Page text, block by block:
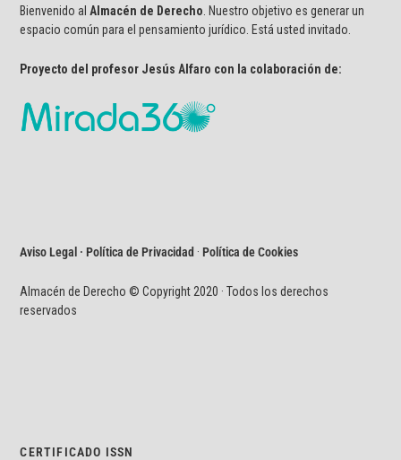
Bienvenido alAlmacén de Derecho. Nuestro objetivo es generar un
espacio común para el pensamiento jurídico. Está usted invitado.
Proyecto del profesor Jesús Alfaro con la colaboración de:
Aviso Legal · Política de Privacidad ·Política de Cookies
Almacén de Derecho © Copyright 2020 · Todos los derechos
reservados
CERTIFICADO ISSN